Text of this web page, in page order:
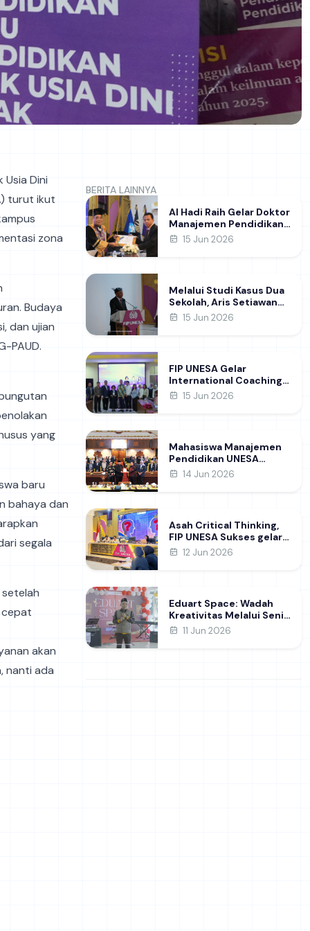
Usia Dini
turut ikut
zona
Budaya
dan ujian
PAUD.
yang
baru
bahaya dan
segala
cepat
akan
nanti ada
BERITA LAINNYA
Al Hadi Raih Gelar Doktor
Manajemen Pendidikan
FIP UNESA melalui Riset
Guru
15 Jun 2026
Melalui Studi Kasus Dua
Sekolah, Aris Setiawan
Raih Gelar Doktor di FIP
Manajemen
15 Jun 2026
FIP UNESA Gelar
International Coaching
Clinic Bersama Pakar
Thailand, Kupas Strategi
SDG 4
15 Jun 2026
Mahasiswa Manajemen
Pendidikan UNESA
Kunjungi DPRD Jatim,
Kebijakan Pendidikan
14 Jun 2026
Asah Critical Thinking,
FIP UNESA Sukses gelar
NUDC dan KDMI 2026
12 Jun 2026
Eduart Space: Wadah
Kreativitas Melalui Seni
dan Prakarya
11 Jun 2026